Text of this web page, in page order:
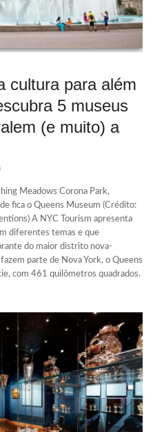
cultura para além
5 museus
(e muito) a
Meadows Corona Park,
fica o Queens Museum (Crédito:
A NYC Tourism apresenta
diferentes temas e que
do maior distrito nova-
parte de Nova York, o Queens
com 461 quilômetros quadrados.